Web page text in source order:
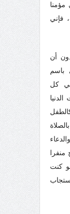
فإني
أن
باسم
كل
كنت